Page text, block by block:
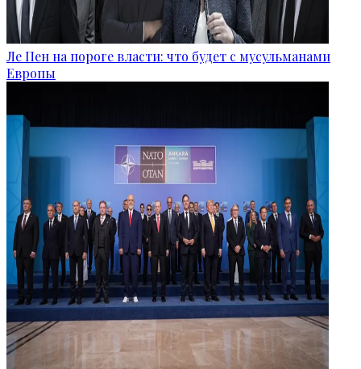
Ле Пен на пороге власти: что будет с мусульманами
Европы